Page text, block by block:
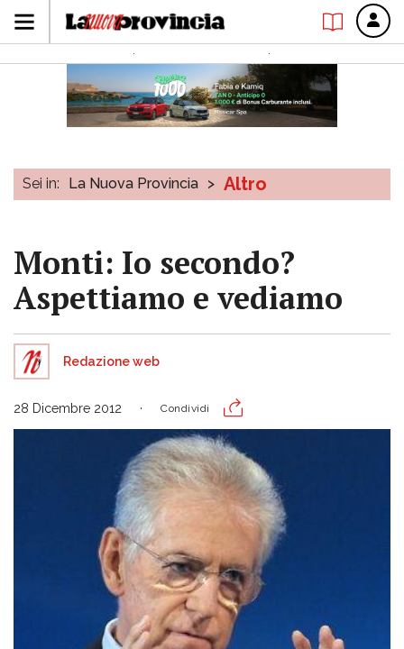
Sei in: La Nuova Provincia > Altro
Monti: Io secondo?
Aspettiamo e vediamo
Redazione web
28 Dicembre 2012 Condividi